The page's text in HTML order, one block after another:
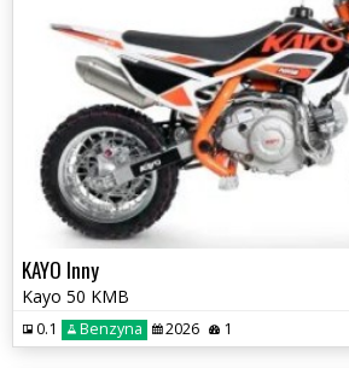
KAYO Inny
Kayo 50 KMB
0.1 Benzyna 2026 1